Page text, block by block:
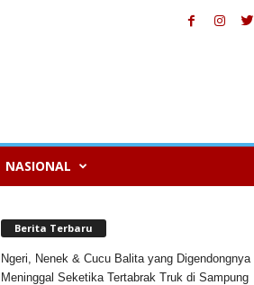
NASIONAL
Berita Terbaru
Ngeri, Nenek & Cucu Balita yang Digendongnya
Meninggal Seketika Tertabrak Truk di Sampung